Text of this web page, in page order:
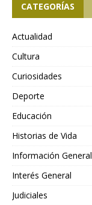
CATEGORÍAS
Actualidad
Cultura
Curiosidades
Deporte
Educación
Historias de Vida
Información General
Interés General
Judiciales